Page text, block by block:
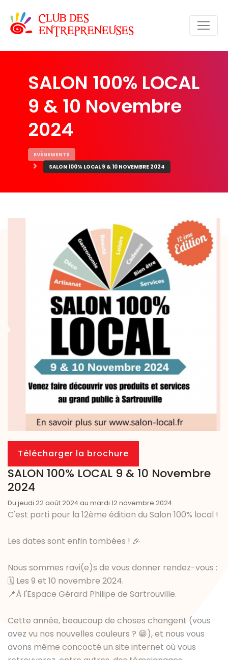
SALON 100% LOCAL
9 & 10 Novembre
2024
EVÈNEMENTS
SALON 100% LOCAL 9 & 10 NOVEMBRE 2024
Télécharger la brochure
SALON 100% LOCAL 9 & 10 Novembre
2024
Du jeudi 22 août 2024 au mardi 12 novembre 2024
C'est parti pour la 12ème édition du Salon 100% local !
Les dates sont enfin tombées ! 🎉
Nous sommes ravi(e)s de vous donner rendez-vous :
🗓 Les 9 et 10 novembre 2024.
📍À l'Espace Gérard Philipe de Sartrouville.
Cette année, beaucoup de choses changent (vous
avez vu nos nouvelles couleurs ? 😁), et nous vous
avons même concocté un site internet où vous